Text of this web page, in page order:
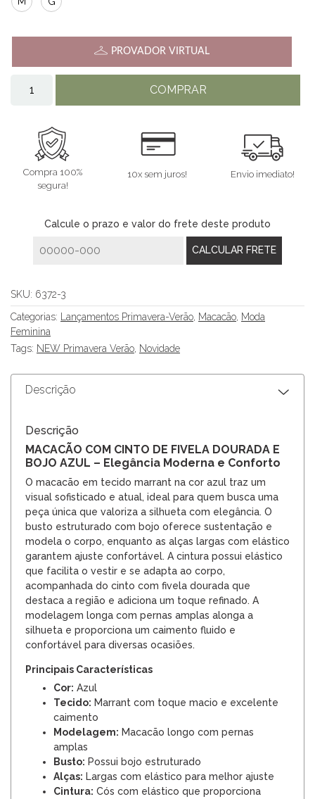
PROVADOR VIRTUAL
COMPRAR
Compra 100%
segura!
10x sem juros! Envio imediato!
Calcule o prazo e valor do frete deste produto
SKU: 6372-3
Categorias: Lançamentos Primavera-Verão, Macacão, Moda
Feminina
Tags: NEW Primavera Verão, Novidade
Descrição
Descrição
MACACÃO COM CINTO DE FIVELA DOURADA E
BOJO AZUL – Elegância Moderna e Conforto
O macacão em tecido marrant na cor azul traz um
visual sofisticado e atual, ideal para quem busca uma
peça única que valoriza a silhueta com elegância. O
busto estruturado com bojo oferece sustentação e
modela o corpo, enquanto as alças largas com elástico
garantem ajuste confortável. A cintura possui elástico
que facilita o vestir e se adapta ao corpo,
acompanhada do cinto com fivela dourada que
destaca a região e adiciona um toque refinado. A
modelagem longa com pernas amplas alonga a
silhueta e proporciona um caimento fluido e
confortável para diversas ocasiões.
Principais Características
Cor: Azul
Tecido: Marrant com toque macio e excelente
caimento
Modelagem: Macacão longo com pernas
amplas
Busto: Possui bojo estruturado
Alças: Largas com elástico para melhor ajuste
Cintura: Cós com elástico que proporciona